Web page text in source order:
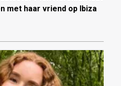
met haar vriend op Ibiza